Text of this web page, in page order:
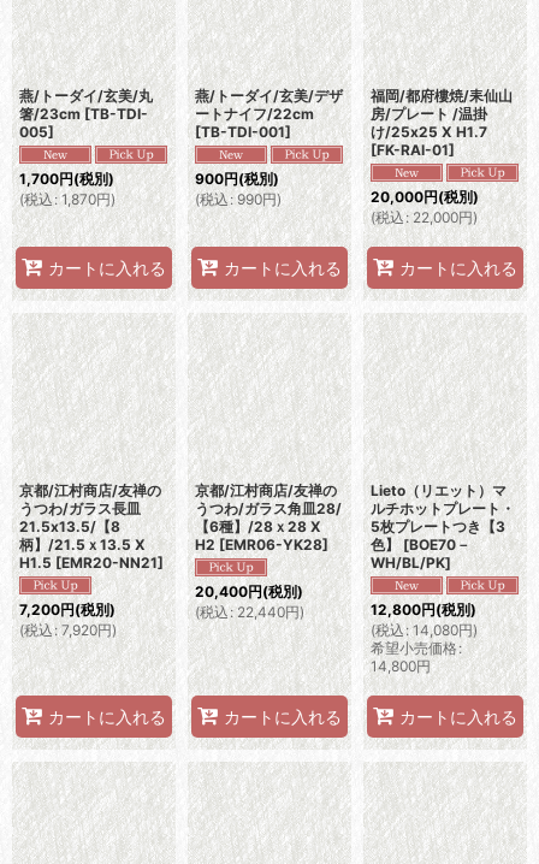
燕/トーダイ/玄美/丸
箸/23cm [TB-TDI-
005]
1,700円(税別)
(税込 : 1,870円)
カートに入れる
燕/トーダイ/玄美/デザ
ートナイフ/22cm
[TB-TDI-001]
900円(税別)
(税込: 990円)
カートに入れる
福岡/都府樓焼/耒仙山
房/プレート /温掛
け/25x25 X H1.7
[FK-RAI-01]
20,000円(税別)
(税込: 22,000円)
カートに入れる
京都/江村商店/友禅の
うつわ/ガラス長皿
21.5x13.5/【8
柄】/21.5ｘ13.5 X
H1.5 [EMR20-NN21]
7,200円(税別)
(税込: 7,920円)
カートに入れる
京都/江村商店/友禅の
うつわ/ガラス角皿28/
【6種】/28ｘ28 X
H2 [EMR06-YK28]
20,400円(税別)
(税込: 22,440円)
カートに入れる
Lieto（リエット）マ
ルチホットプレート・
5枚プレートつき【3
色】 [BOE70－
WH/BL/PK]
12,800円(税別)
(税込: 14,080円)
希望小売価格:
14,800円
カートに入れる